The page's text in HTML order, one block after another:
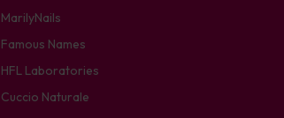
MarilyNails
Famous Names
HFL Laboratories
Cuccio Naturale